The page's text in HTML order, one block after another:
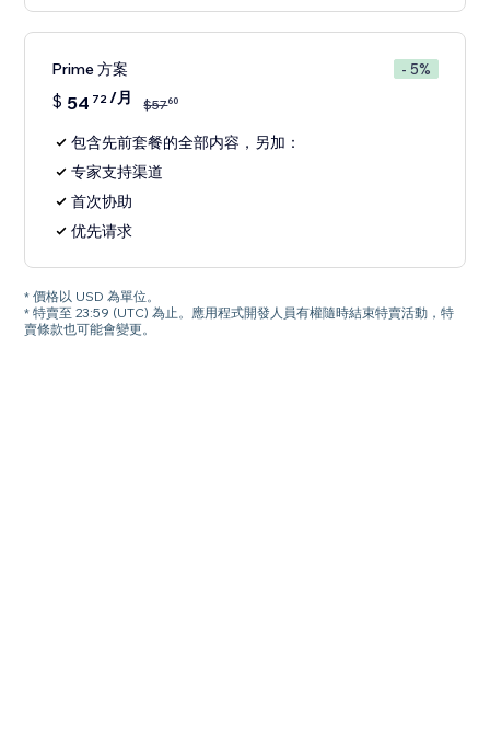
Prime 方案 - 5%
$ 54 72/月 $5760
包含先前套餐的全部内容，另加：
专家支持渠道
首次协助
优先请求
* 價格以 USD 為單位。
* 特賣至 23:59 (UTC) 為止。應用程式開發人員有權隨時結束特賣活動，特
賣條款也可能會變更。